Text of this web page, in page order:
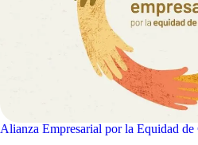
Alianza Empresarial por la Equidad de